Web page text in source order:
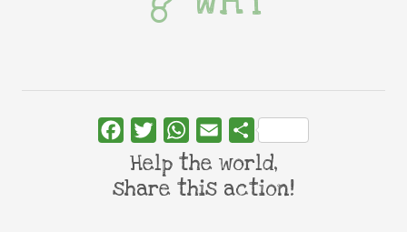
FacebookTwitterWhatsApp
Email Share
Help the world,
share this action!